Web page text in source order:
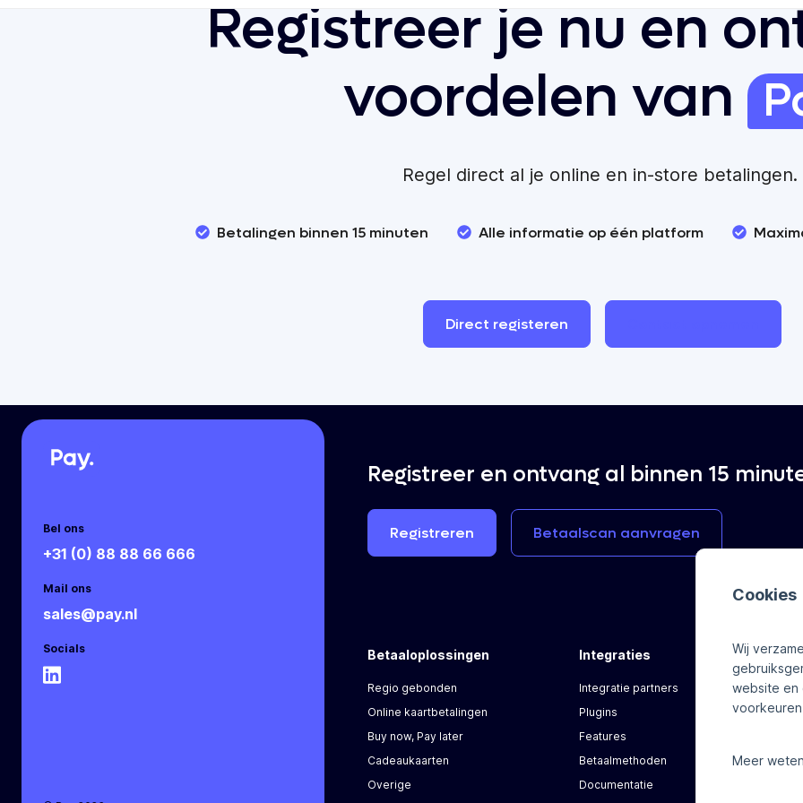
Cookies
Wij
website en
Meer
Registreer je nu en
voordelen van
Regel direct al je online en in-store betalingen.
Betalingen binnen 15 minuten Alle informatie op één platform
Direct registeren
Bel ons
+31 (0) 88 88 66 666
Mail ons
sales@pay.nl
Socials
Registreer en ontvang al binnen 15
Registreren Betaalscan aanvragen
Betaaloplossingen
Regio gebonden
Online kaartbetalingen
Buy now, Pay later
Cadeaukaarten
Overige
Integraties
Integratie partners
Plugins
Features
Betaalmethoden
Documentatie